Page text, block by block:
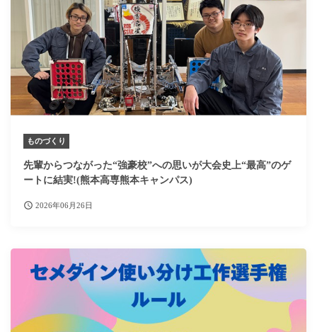
ものづくり
先輩からつながった“強豪校”への思いが大会史上“最高”のゲ
ートに結実!(熊本高専熊本キャンパス)
2026年06月26日